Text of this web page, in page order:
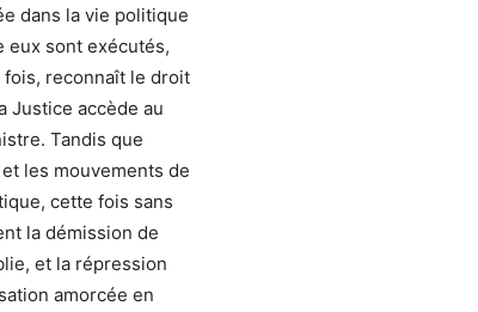
dans la vie politique
eux sont exécutés,
reconnaît le droit
Justice accède au
Tandis que
les mouvements de
cette fois sans
la démission de
et la répression
amorcée en